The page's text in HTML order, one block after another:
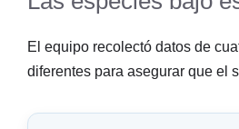
El equipo recolectó datos de
diferentes para asegurar que el